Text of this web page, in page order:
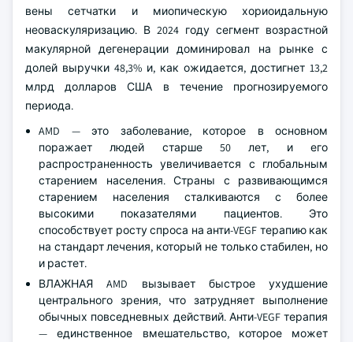
вены сетчатки и миопическую хориоидальную
неоваскуляризацию. В 2024 году сегмент возрастной
макулярной дегенерации доминировал на рынке с
долей выручки 48,3% и, как ожидается, достигнет 13,2
млрд долларов США в течение прогнозируемого
периода.
AMD — это заболевание, которое в основном
поражает людей старше 50 лет, и его
распространенность увеличивается с глобальным
старением населения. Страны с развивающимся
старением населения сталкиваются с более
высокими показателями пациентов. Это
способствует росту спроса на анти-VEGF терапию как
на стандарт лечения, который не только стабилен, но
и растет.
ВЛАЖНАЯ AMD вызывает быстрое ухудшение
центрального зрения, что затрудняет выполнение
обычных повседневных действий. Анти-VEGF терапия
— единственное вмешательство, которое может